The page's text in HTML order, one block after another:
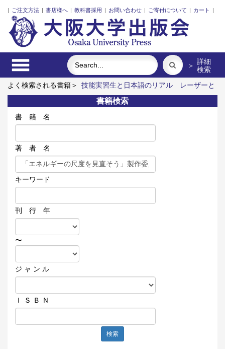
| ご注文方法 | 書店様へ | 教科書採用 | お問い合わせ | ご寄付について | カート |
＞ 詳細
検索
よく検索される書籍＞
技能実習生と日本語のリアル
レーザーと
プラズマと粒子ビーム
アーミッシュキルトを訪ねて
街に拓く
大学
明治・大正・昭和の細菌学者たち
アートエリアB1 5周年
記念記録集 上方遊歩46景
書籍検索
書 籍 名
著 者 名
キーワード
刊 行 年
〜
ジ ャ ン ル
Ｉ Ｓ Ｂ Ｎ
検索